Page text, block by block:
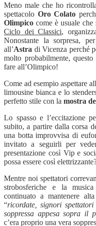
Meno male che ho
spettacolo Oro Colato
Olimpico come è usuale
Ciclo dei Classici,
Nonostante la sorpresa,
all’Astra di Vicenza perché
molto probabilmente,
fare all’Olimpico!
Come ad esempio aspettare
limousine bianca e lo
perfetto stile con la mostra
Lo spasso e l’eccitazione
subito, a partire dalla corsa
una botta improvvisa di
invitato a seguirli per
presentazione così Vip e
possa essere così
Mentre noi spettatori
strobosferiche e la
continuato a mantenere
“ricordate, signori
soppressa appesa sopra il
c’era proprio una vera